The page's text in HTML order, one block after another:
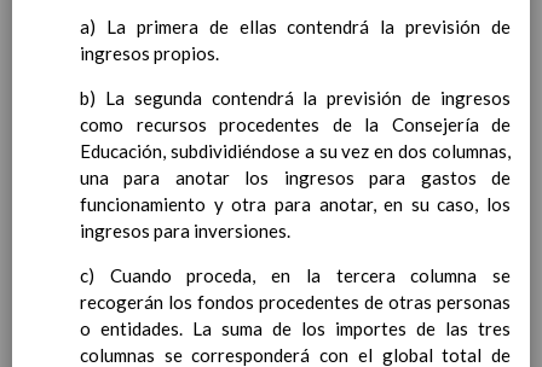
Ãrea I: Conocimiento de sÃ­
personal
15 noviembre 2019
MetodologÃ­a 15 noviembre 2019
Recursos
EducaciÃ³n Primaria
CoordinaciÃ³n y concreciÃ³n curricular
Objetivos de la etapa
Literatura
Objetivos del Ã¡rea
ContribuciÃ³n del Ã¡rea a
las competencias clave
a) La primera de ellas contendrá la previsión de
ingresos propios.
b) La segunda contendrá la previsión de ingresos
como recursos procedentes de la Consejería de
Educación, subdividiéndose a su vez en dos columnas,
una para anotar los ingresos para gastos de
funcionamiento y otra para anotar, en su caso, los
ingresos para inversiones.
c) Cuando proceda, en la tercera columna se
recogerán los fondos procedentes de otras personas
o entidades. La suma de los importes de las tres
columnas se corresponderá con el global total de